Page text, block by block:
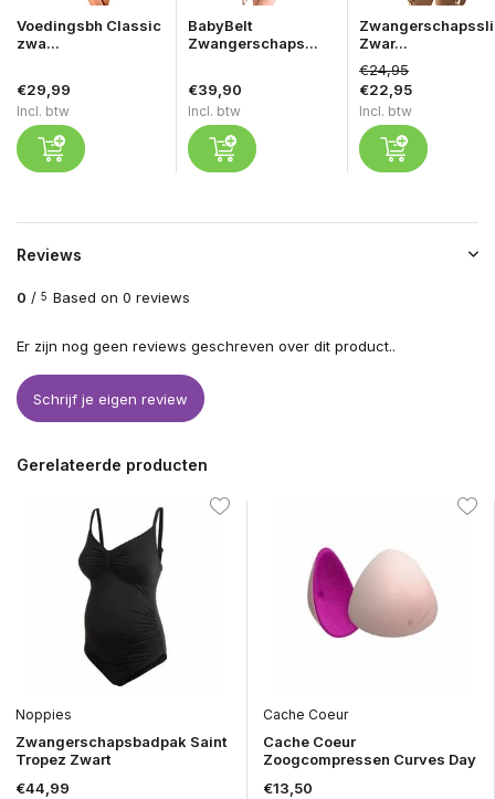
Voedingsbh Classic
zwa...
€29,99
Incl. btw
BabyBelt
Zwangerschaps...
€39,90
Incl. btw
Zwar...
€24,95
€22,95
Incl. btw
Reviews
0 / 5 Based on 0 reviews
Er zijn nog geen reviews geschreven over dit product..
Schrijf je eigen review
Gerelateerde producten
Noppies
Zwangerschapsbadpak Saint
Tropez Zwart
€44,99
Cache Coeur
Cache Coeur
Zoogcompressen Curves Day
€13,50